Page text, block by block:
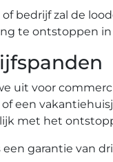
bedrijf zal de
te ontstoppen in
uit voor
een
met het
garantie van